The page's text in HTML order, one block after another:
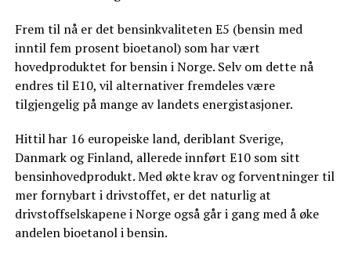
Frem til nå er det bensinkvaliteten E5 (bensin med
inntil fem prosent bioetanol) som har vært
hovedproduktet for bensin i Norge. Selv om dette nå
endres til E10, vil alternativer fremdeles være
tilgjengelig på mange av landets energistasjoner.
Hittil har 16 europeiske land, deriblant Sverige,
Danmark og Finland, allerede innført E10 som sitt
bensinhovedprodukt. Med økte krav og forventninger til
mer fornybart i drivstoffet, er det naturlig at
drivstoffselskapene i Norge også går i gang med å øke
andelen bioetanol i bensin.